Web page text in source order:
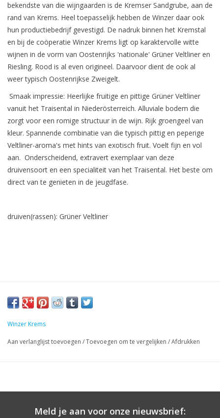
bekendste van die wijngaarden is de Kremser Sandgrube, aan de
rand van Krems. Heel toepasselijk hebben de Winzer daar ook
hun productiebedrijf gevestigd. De nadruk binnen het Kremstal
en bij de coöperatie Winzer Krems ligt op karaktervolle witte
wijnen in de vorm van Oostenrijks 'nationale' Grüner Veltliner en
Riesling. Rood is al even origineel. Daarvoor dient de ook al
weer typisch Oostenrijkse Zweigelt.
Smaak impressie: Heerlijke fruitige en pittige Grüner Veltliner
vanuit het Traisental in Niederösterreich. Alluviale bodem die
zorgt voor een romige structuur in de wijn. Rijk groengeel van
kleur. Spannende combinatie van die typisch pittig en peperige
Veltliner-aroma's met hints van exotisch fruit. Voelt fijn en vol
aan. Onderscheidend, extravert exemplaar van deze
druivensoort en een specialiteit van het Traisental. Het beste om
direct van te genieten in de jeugdfase.
druiven(rassen): Grüner Veltliner
Winzer Krems
Aan verlanglijst toevoegen /Toevoegen om te vergelijken /Afdrukken
Meld je aan voor onze nieuwsbrief: